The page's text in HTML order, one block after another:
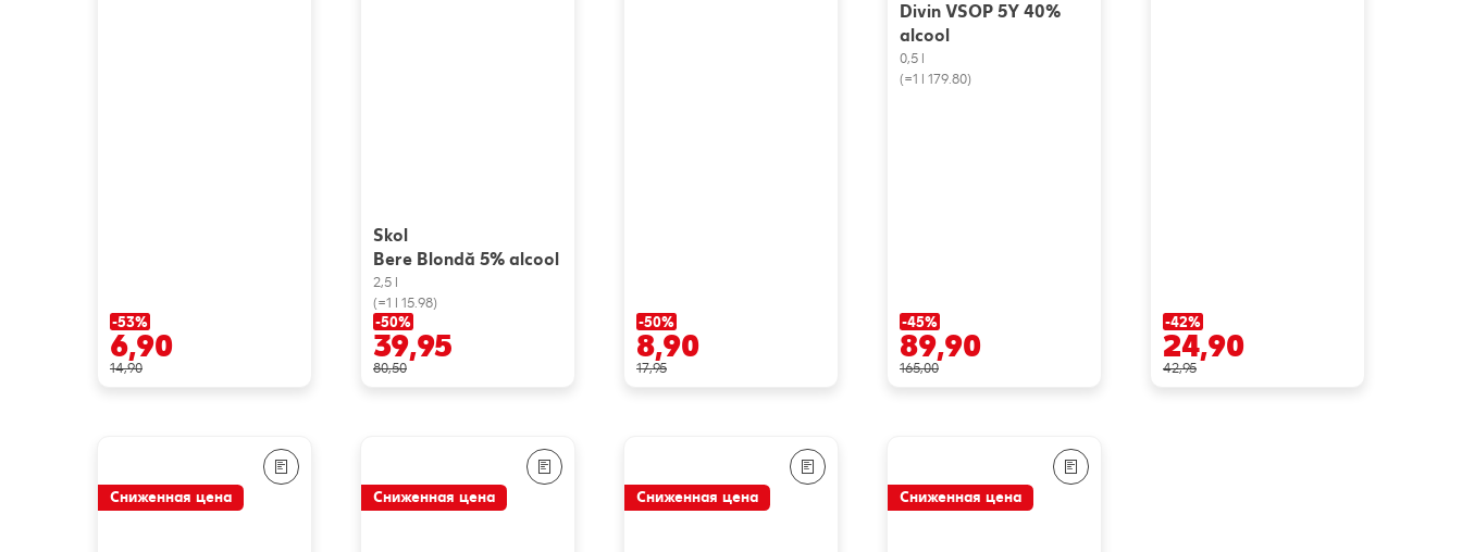
-53%
6,90
14,90
Skol
Bere Blondă 5% alcool
2,5 l
(=1 l 15.98)
-50%
39,95
80,50
-50%
8,90
17,95
Divin VSOP 5Y 40%
alcool
0,5 l
(=1 l 179.80)
-45%
89,90
165,00
-42%
24,90
42,95
Сниженная цена Сниженная цена Сниженная цена Сниженная цена